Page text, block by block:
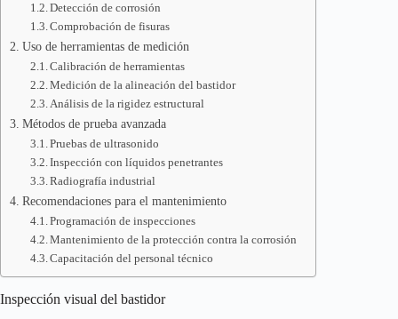
Detección de corrosión
Comprobación de fisuras
Uso de herramientas de medición
Calibración de herramientas
Medición de la alineación del bastidor
Análisis de la rigidez estructural
Métodos de prueba avanzada
Pruebas de ultrasonido
Inspección con líquidos penetrantes
Radiografía industrial
Recomendaciones para el mantenimiento
Programación de inspecciones
Mantenimiento de la protección contra la corrosión
Capacitación del personal técnico
Inspección visual del bastidor